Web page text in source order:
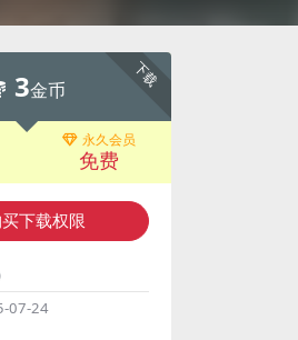
下载
3金币
永久会员
免费
买下载权限
07-24